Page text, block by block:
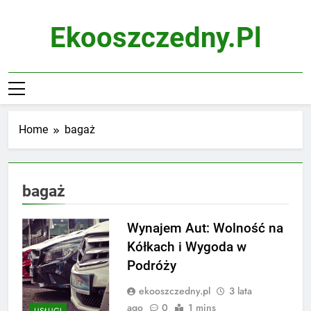
Ekooszczedny.pl
Home bagaż
bagaż
Wynajem Aut: Wolność na
Kółkach i Wygoda w
Podróży
ekooszczedny.pl
3 lata
ago
0 1 mins